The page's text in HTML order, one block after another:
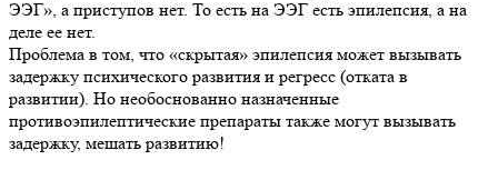
ЭЭГ», а приступов нет. То есть на ЭЭГ есть эпилепсия, а на
деле ее нет.
Проблема в том, что «скрытая» эпилепсия может вызывать
задержку психического развития и регресс (отката в
развитии). Но необоснованно назначенные
противоэпилептические препараты также могут вызывать
задержку, мешать развитию!